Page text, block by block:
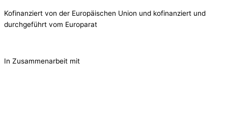
Kofinanziert von der Europäischen Union und kofinanziert und
durchgeführt vom Europarat
In Zusammenarbeit mit